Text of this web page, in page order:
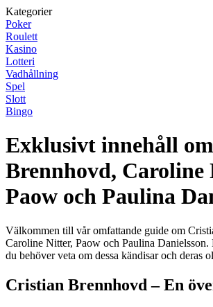
Kategorier
Poker
Roulett
Kasino
Lotteri
Vadhållning
Spel
Slott
Bingo
Exklusivt innehåll
Brennhovd, Caroline
Paow och Paulina
Välkommen till vår omfattande guide om
Caroline Nitter, Paow och Paulina Danielsson.
du behöver veta om dessa kändisar och deras
Cristian Brennhovd – En